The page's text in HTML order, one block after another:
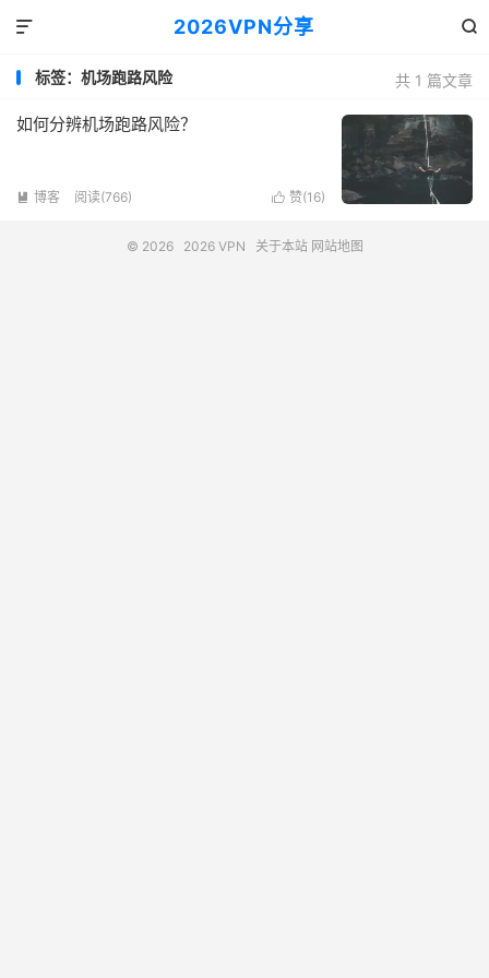
2026VPN分享 

共 1 篇文章
标签：机场跑路风险
如何分辨机场跑路风险？
 赞(16)
 博客 阅读(766)
© 2026 2026 VPN 关于本站 网站地图